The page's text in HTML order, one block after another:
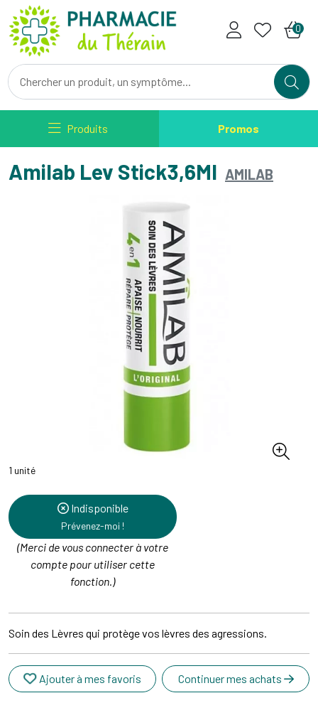
Pharmacie du Therain Votre
0
Produits Promos
Amilab Lev Stick3,6Ml AMILAB
1 unité
Indisponible
Prévenez-moi !
(Merci de vous connecter à votre
compte pour utiliser cette
fonction.)
Soin des Lèvres qui protège vos lèvres des agressions.
Ajouter à mes favoris Continuer mes achats